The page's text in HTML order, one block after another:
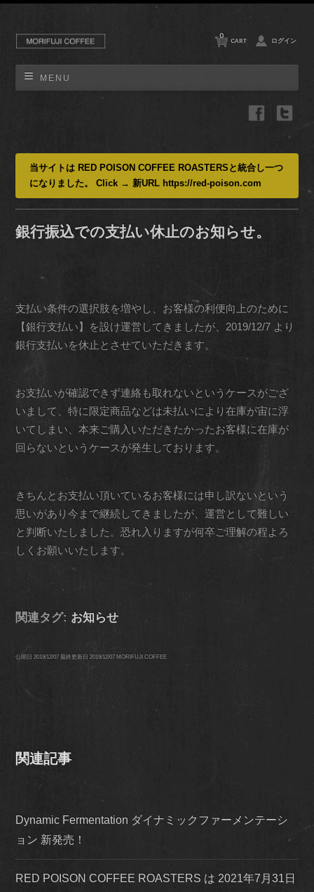
MENU
CART
0
ログイン
当サイトは RED POISON COFFEE ROASTERSと統合し一つ
になりました。 Click → 新URL https://red-poison.com
銀行振込での支払い休止のお知らせ。
支払い条件の選択肢を増やし、お客様の利便向上のために
【銀行支払い】を設け運営してきましたが、2019/12/7 より
銀行支払いを休止とさせていただきます。
お支払いが確認できず連絡も取れないというケースがござ
いまして、特に限定商品などは未払いにより在庫が宙に浮
いてしまい、本来ご購入いただきたかったお客様に在庫が
回らないというケースが発生しております。
きちんとお支払い頂いているお客様には申し訳ないという
思いがあり今まで継続してきましたが、運営として難しい
と判断いたしました。恐れ入りますが何卒ご理解の程よろ
しくお願いいたします。
関連タグ: お知らせ
公開日2019/12/07 最終更新日2019/12/07 MORIFUJI COFFEE
関連記事
Dynamic Fermentation ダイナミックファーメンテーシ
ョン 新発売！
RED POISON COFFEE ROASTERS は 2021年7月31日